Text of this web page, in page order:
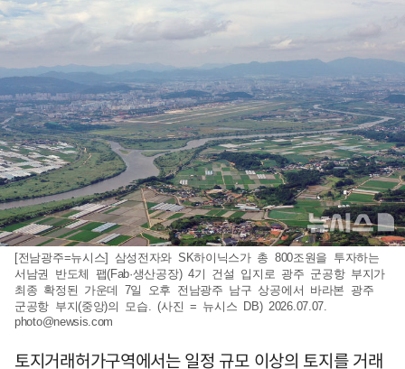
[전남광주=뉴시스] 삼성전자와 SK하이닉스가 총 800조원을 투자하는
서남권 반도체 팹(Fab·생산공장) 4기 건설 입지로 광주 군공항 부지가
최종 확정된 가운데 7일 오후 전남광주 남구 상공에서 바라본 광주
군공항 부지(중앙)의 모습. (사진 = 뉴시스 DB) 2026.07.07.
photo@newsis.com
토지거래허가구역에서는 일정 규모 이상의 토지를 거래